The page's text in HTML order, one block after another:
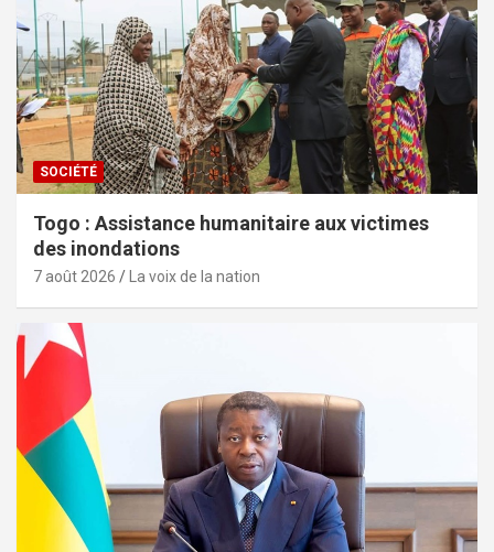
SOCIÉTÉ
Togo : Assistance humanitaire aux victimes
des inondations
7 août 2026 La voix de la nation